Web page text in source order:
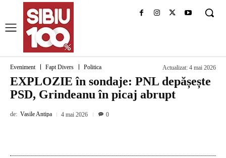
Eveniment Fapt Divers Politica Actualizat: 4 mai 2026
EXPLOZIE în sondaje: PNL depășește
PSD, Grindeanu în picaj abrupt
de: Vasile Antipa 4 mai 2026 0